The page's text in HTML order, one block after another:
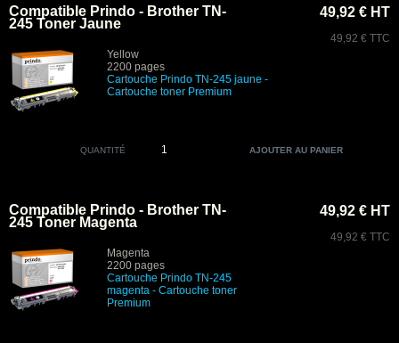
Compatible Prindo - Brother TN-
245 Toner Jaune
Yellow
2200 pages
Cartouche Prindo TN-245 jaune -
Cartouche toner Premium
49,92 € HT
49,92 € TTC
QUANTITÉ
Compatible Prindo - Brother TN-
245 Toner Magenta
Magenta
2200 pages
Cartouche Prindo TN-245
magenta - Cartouche toner
Premium
49,92 € HT
49,92 € TTC